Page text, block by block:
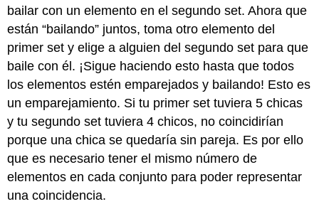
bailar con un elemento en el segundo set. Ahora que
están “bailando” juntos, toma otro elemento del
primer set y elige a alguien del segundo set para que
baile con él. ¡Sigue haciendo esto hasta que todos
los elementos estén emparejados y bailando! Esto es
un emparejamiento. Si tu primer set tuviera 5 chicas
y tu segundo set tuviera 4 chicos, no coincidirían
porque una chica se quedaría sin pareja. Es por ello
que es necesario tener el mismo número de
elementos en cada conjunto para poder representar
una coincidencia.